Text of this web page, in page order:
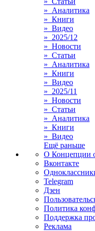
» Аналитика
» Книги
» Видео
» 2025/12
» Новости
» Статьи
» Аналитика
» Книги
» Видео
» 2025/11
» Новости
» Статьи
» Аналитика
» Книги
» Видео
Ещё раньше
О Концепции
Вконтакте
Telegram
Дзен
Политика
Поддержка
Реклама